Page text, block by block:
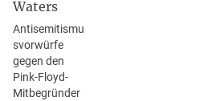
Waters
Antisemitismu
svorwürfe
gegen den
Pink-Floyd-
Mitbegründer